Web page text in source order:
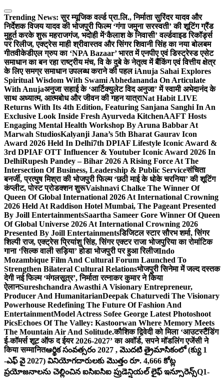
Skip
to
content
Trending News: सुर म्यूजिक वर्ल्ड प्रा.लि., निर्माता सुरिंदर यादव और
निर्देशक विजय यादव की भोजपुरी फिल्म ‘गंगा जमुना सरस्वती’ की शूटिंग ग्रैंड
मुहूर्त करके शुरू महराजगंज, भदोही में‘कैलाश के निवासी’ वर्ल्डवाइड रिकॉर्ड्स
पर रिलीज, एक्ट्रेस माही श्रीवास्तव और सिंगर शिवानी सिंह का नया बोलबम
गीतवीकेडीएल ग्रुप का ‘NPA Bazaar’ भारत में एनपीए एवं डिस्ट्रेस्ड एसेट
समाधान का बन रहा राष्ट्रीय मंच, वि के दुबे के नेतृत्व में बैंकिंग एवं वित्तीय क्षेत्र
के लिए समग्र समाधान उपलब्ध कराने की पहल iAnuja Sahai Explores
Spiritual Wisdom With Swami Abhedananda On Articulate
With Anujaअनुजा सहाई के ‘आर्टिक्युलेट विद अनुजा’ में स्वामी अभेदानंद के
साथ अध्यात्म, आत्मबोध और जीवन की गहन यात्राNat Habit LIVE
Returns With Its 4th Edition, Featuring Sanjana Sanghi In An
Exclusive Look Inside Fresh Ayurveda KitchenAAFT Hosts
Engaging Mental Health Workshop By Aruna Babbar At
Marwah StudiosKalyanji Jana’s 5th Bharat Gaurav Icon
Award 2026 Held In Delhi7th DPIAF Lifestyle Iconic Award &
3rd DPIAF OTT Influencer & Youtuber Iconic Award 2026 In
DelhiRupesh Pandey – Bihar 2026 A Rising Force At The
Intersection Of Business, Leadership & Public Serviceसंचिता
बनर्जी, प्रत्युष मिश्रा की भोजपुरी फिल्म ‘छठी माई के धोके चरनिया’ की शूटिंग
कंप्लीट, पोस्ट प्रोडक्शन शुरूVaishnavi Chalke The Winner Of
Queen Of Global International 2026 At International Crowning
2026 Held At Raddison Hotel Mumbai, The Pageant Presented
By Joill EntertainmentsSaartha Sameer Gore Winner Of Queen
Of Global Universe 2026 At International Crowning 2026
Presented By Joill Entertainmentsडिजिटल स्टार सौरभ शर्मा, सिंगर
शिल्पी राज, एक्ट्रेस प्रियांशु सिंह, सिंगर एक्टर राजा भोजपुरिया का रोमांटिक
गाना ‘सिल्क वाली सड़िया’ होडा भोजपुरी पर हुआ रिलीजIndo
Mozambique Film And Cultural Forum Launched To
Strengthen Bilateral Cultural Relationsभोजपुरी सिनेमा में जल्द दस्तक
देगी नई फिल्म ‘मंगलसूत्र’, निर्माता रत्नाकर कुमार ने किया
ऐलानSureshchandra Awasthi A Visionary Entrepreneur,
Producer And HumanitarianDeepak Chaturvedi The Visionary
Powerhouse Redefining The Future Of Fashion And
EntertainmentModel Actress Sofee George Latest Photoshoot
PicsEchoes Of The Valley: Kastoorwan Where Memory Meets
The Mountain Air And Solitude.कौशिक द्विवेदी को मिला ‘आउटस्टैंडिंग
ई-कॉमर्स शूट ऑफ द ईयर 2026-2027’ का अवॉर्ड, सपने मॉडलिंग एजेंसी ने
किया सम्मानितఆర్థిక సంవత్సరం 2027 , మొదటి త్రైమాసికంలో (క్యు 1
-ఎఫ్ వై 2027) వినియోగదారులకు మొత్తం రూ. 4,666 కోట్ల
ప్రయోజనాలను చెల్లించిన ఐసిఐసిఐ ప్రుడెన్షియల్ లైఫ్ ఇన్సూరెన్స్Q1-